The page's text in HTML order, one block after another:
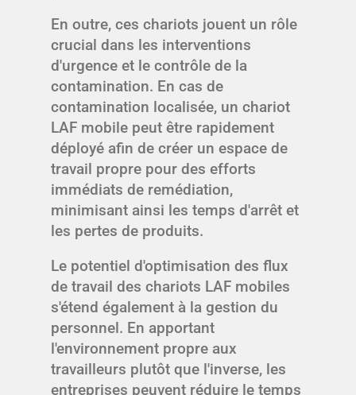
En outre, ces chariots jouent un rôle
crucial dans les interventions
d'urgence et le contrôle de la
contamination. En cas de
contamination localisée, un chariot
LAF mobile peut être rapidement
déployé afin de créer un espace de
travail propre pour des efforts
immédiats de remédiation,
minimisant ainsi les temps d'arrêt et
les pertes de produits.
Le potentiel d'optimisation des flux
de travail des chariots LAF mobiles
s'étend également à la gestion du
personnel. En apportant
l'environnement propre aux
travailleurs plutôt que l'inverse, les
entreprises peuvent réduire le temps